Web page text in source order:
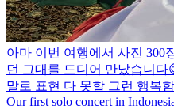
아마 이번 여행에서 사진
던 그대를 드디어 만났습니다
말로 표현 다 못할 그런 행복
Our first solo concert in